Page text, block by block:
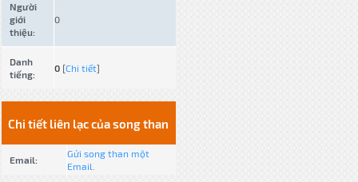
Người
giới
thiệu:
0
Danh
tiếng:
0 [Chi tiết]
Chi tiết liên lạc của song than
Email:
Gửi song than một
Email.